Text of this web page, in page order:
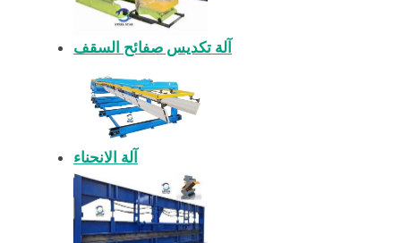
آلة تكديس صفائح السقف
آلة الانحناء